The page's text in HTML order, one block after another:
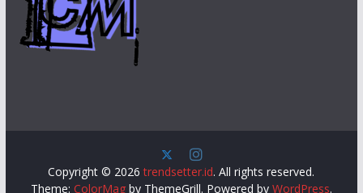
Copyright © 2026trendsetter.id. All rights reserved.
Theme: ColorMagby ThemeGrill. Powered by WordPress.